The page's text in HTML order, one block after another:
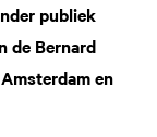
publiek
de Bernard
en